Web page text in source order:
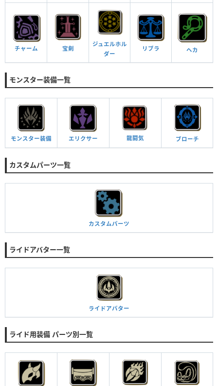
チャーム 宝剣
ジュエルホル
ダー
リブラ ヘカ
モンスター装備一覧
モンスター装備 エリクサー 龍闘気 ブローチ
カスタムパーツ一覧
カスタムパーツ
ライドアバター一覧
ライドアバター
ライド用装備 パーツ別一覧